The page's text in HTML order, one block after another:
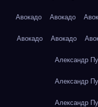
Авокадо Авокадо
Авокадо Авокадо
Александр
Александр
Александр